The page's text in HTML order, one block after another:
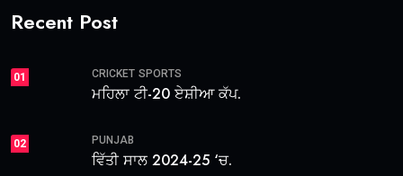
Recent Post
01 CRICKET SPORTS
ਮਹਿਲਾ ਟੀ-20 ਏਸ਼ੀਆ ਕੱਪ.
02 PUNJAB
ਵਿੱਤੀ ਸਾਲ 2024-25 ‘ਚ.